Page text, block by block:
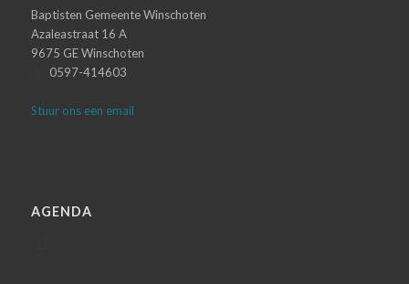
Baptisten Gemeente Winschoten
Azaleastraat 16 A
9675 GE Winschoten
0597-414603
Stuur ons een email
AGENDA